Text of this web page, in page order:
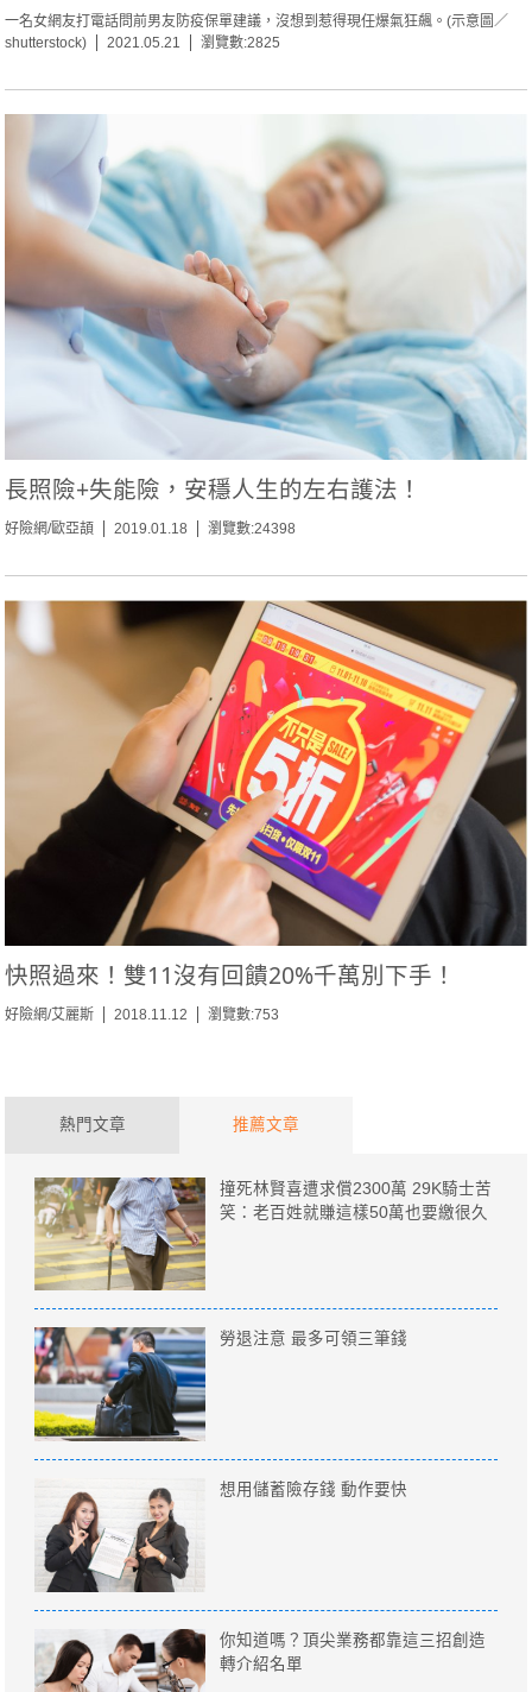
一名女網友打電話問前男友防疫保單建議，沒想到惹得現任爆氣狂飆。(示意圖／
shutterstock)
2021.05.21 瀏覽數:2825
長照險+失能險，安穩人生的左右護法！
好險網/歐亞頡 2019.01.18 瀏覽數:24398
快照過來！雙11沒有回饋20%千萬別下手！
好險網/艾麗斯 2018.11.12 瀏覽數:753
熱門文章 推薦文章
撞死林賢喜遭求償2300萬 29K騎士苦
笑：老百姓就賺這樣50萬也要繳很久
勞退注意 最多可領三筆錢
想用儲蓄險存錢 動作要快
你知道嗎？頂尖業務都靠這三招創造
轉介紹名單